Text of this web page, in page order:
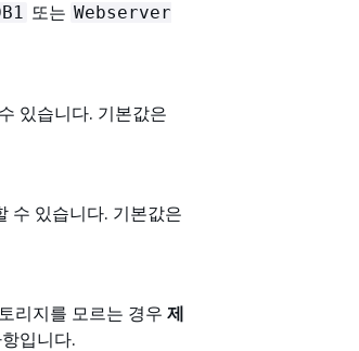
또는 Webserver
있습니다. 기본값은
수 있습니다. 기본값은
리지를 모르는 경우 제
입니다.